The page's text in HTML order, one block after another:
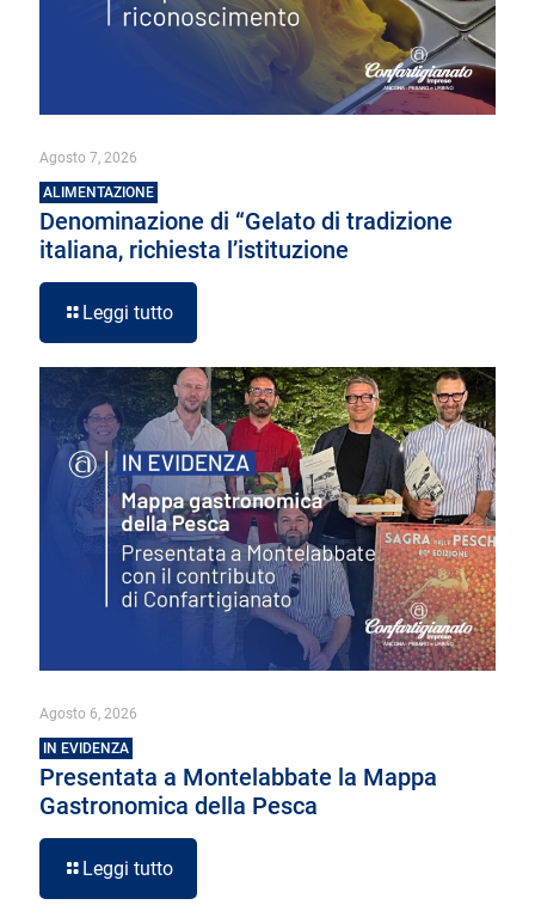
Agosto 7, 2026
ALIMENTAZIONE
Denominazione di “Gelato di tradizione
italiana, richiesta l’istituzione
Leggi tutto
Agosto 6, 2026
IN EVIDENZA
Presentata a Montelabbate la Mappa
Gastronomica della Pesca
Leggi tutto